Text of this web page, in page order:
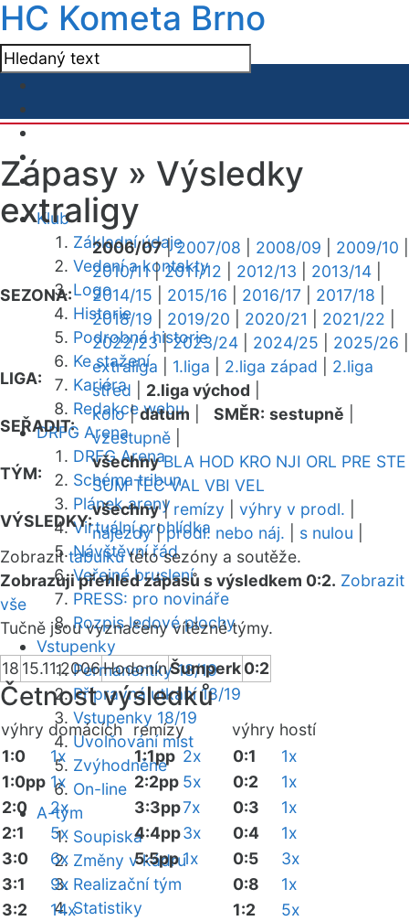
HC Kometa Brno
Klub
Základní údaje
Vedení a kontakty
Logo
Historie
Podrobná historie
Ke stažení
Kariéra
Redakce webu
DRFG Arena
DRFG Arena
Schéma tribun
Plánek areny
Virtuální prohlídka
Návštěvní řád
Veřejné bruslení
PRESS: pro novináře
Rozpis ledové plochy
Vstupenky
Permanentky 18/19
Přípravná utkání 18/19
Vstupenky 18/19
Uvolňování míst
Zvýhodněné
On-line
A-tým
Soupiska
Změny v kádru
Realizační tým
Statistiky
Zápasy » Výsledky
extraligy
SEZONA:
2006/07|2007/08 2008/09 2009/10
2010/11|2011/12 2012/13 2013/14
2014/15
2015/16 2016/17 2017/18
2018/19
2019/20 2020/21 2021/22
2022/23|2023/24 2024/25 2025/26
LIGA:
extraliga 1.liga 2.liga západ
2.liga
střed
2.liga východ
SEŘADIT:
kolo|datum SMĚR: sestupně
vzestupně
TÝM:
všechny BLA HOD KRO NJI ORL PRE STE
SUM TEC VAL VBI VEL
VÝSLEDKY:
všechny| remízy výhry v prodl.
nájezdy|prodl. nebo náj. s nulou
Zobrazittabulkutéto sezóny a soutěže.
Zobrazuji přehled zápasů s výsledkem 0:2. Zobrazit
vše
Tučně jsou vyznačeny vítězné týmy.
18 15.11.2006HodonínŠumperk0:2
Četnost výsledků
výhry domácích remízy výhry hostí
1:0
1x
1:0pp 1x
2:0
2x
2:1
5x
3:0
6x
3:1
9x
3:2
14x
1:1pp 2x
2:2pp 5x
3:3pp7x
4:4pp3x
5:5pp 1x
0:1
1x
0:2
1x
0:3
1x
0:4
1x
0:5
3x
0:8
1x
1:2
5x